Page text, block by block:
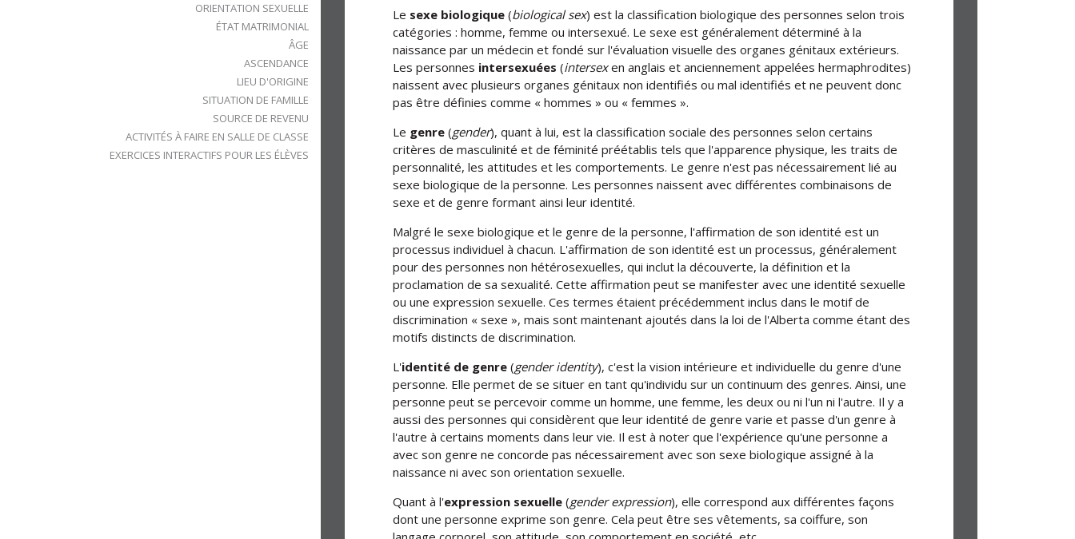
ORIENTATION SEXUELLE
ÉTAT MATRIMONIAL
ÂGE
ASCENDANCE
LIEU D'ORIGINE
SITUATION DE FAMILLE
SOURCE DE REVENU
ACTIVITÉS À FAIRE EN SALLE DE CLASSE
EXERCICES INTERACTIFS POUR LES ÉLÈVES
Le sexe biologique(biological sex) est la classification biologique des personnes selon trois
catégories : homme, femme ou intersexué. Le sexe est généralement déterminé à la
naissance par un médecin et fondé sur l'évaluation visuelle des organes génitaux extérieurs.
Les personnes intersexuées (intersexen anglais et anciennement appelées hermaphrodites)
naissent avec plusieurs organes génitaux non identifiés ou mal identifiés et ne peuvent donc
pas être définies comme « hommes » ou « femmes ».
Le genre(gender), quant à lui, est la classification sociale des personnes selon certains
critères de masculinité et de féminité préétablis tels que l'apparence physique, les traits de
personnalité, les attitudes et les comportements. Le genre n'est pas nécessairement lié au
sexe biologique de la personne. Les personnes naissent avec différentes combinaisons de
sexe et de genre formant ainsi leur identité.
Malgré le sexe biologique et le genre de la personne, l'affirmation de son identité est un
processus individuel à chacun. L'affirmation de son identité est un processus, généralement
pour des personnes non hétérosexuelles, qui inclut la découverte, la définition et la
proclamation de sa sexualité. Cette affirmation peut se manifester avec une identité sexuelle
ou une expression sexuelle. Ces termes étaient précédemment inclus dans le motif de
discrimination « sexe », mais sont maintenant ajoutés dans la loi de l'Alberta comme étant des
motifs distincts de discrimination.
L'identité de genre(gender identity), c'est la vision intérieure et individuelle du genre d'une
personne. Elle permet de se situer en tant qu'individu sur un continuum des genres. Ainsi, une
personne peut se percevoir comme un homme, une femme, les deux ou ni l'un ni l'autre. Il y a
aussi des personnes qui considèrent que leur identité de genre varie et passe d'un genre à
l'autre à certains moments dans leur vie. Il est à noter que l'expérience qu'une personne a
avec son genre ne concorde pas nécessairement avec son sexe biologique assigné à la
naissance ni avec son orientation sexuelle.
Quant à l'expression sexuelle(gender expression), elle correspond aux différentes façons
dont une personne exprime son genre. Cela peut être ses vêtements, sa coiffure, son